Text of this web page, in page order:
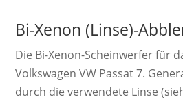
Bi-Xenon (Linse)-
Die Bi-Xenon-Schein­werf­er für
Volkswagen VW Passat 7.
durch die ver­wen­dete Linse